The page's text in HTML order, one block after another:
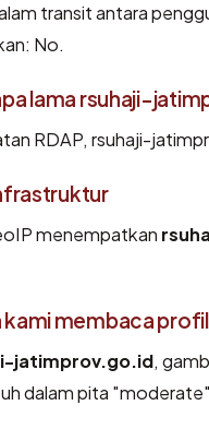
transit antara
No.
lama rsuhaji-
RDAP, rsuhaji-
menempatkan
kami membaca
jatimprov.go.id,
dalam pita